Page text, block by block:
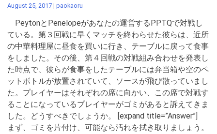
August 25, 2017 | paokaoru
PeytonとPenelopeがあなたの運営するPPTQで対戦し
ている。第３回戦に早くマッチを終わらせた彼らは、近所
の中華料理屋に昼食を買いに行き、テーブルに戻って食事
をしました。その後、第４回戦の対戦組み合わせを発表し
た時点で、彼らが食事をしたテーブルには弁当箱や空のペ
ットボトルが放置されていて、ソースが飛び散っていまし
た。プレイヤーはそれぞれの席に向かい、この席で対戦す
ることになっているプレイヤーがゴミがあると訴えてきま
した。どうすべきでしょうか。 [expand title=”Answer”]
まず、ゴミを片付け、可能なら汚れを拭き取りましょう。